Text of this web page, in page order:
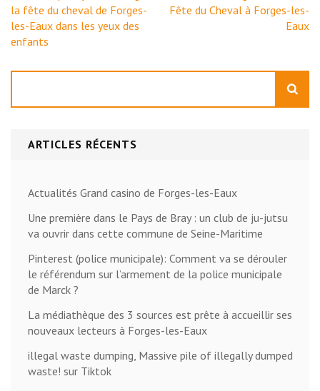
de
l’article
la fête du cheval de Forges-
les-Eaux dans les yeux des
enfants
Fête du Cheval à Forges-les-
Eaux
ARTICLES RÉCENTS
Actualités Grand casino de Forges-les-Eaux
Une première dans le Pays de Bray : un club de ju-jutsu
va ouvrir dans cette commune de Seine-Maritime
Pinterest (police municipale): Comment va se dérouler
le référendum sur l’armement de la police municipale
de Marck ?
La médiathèque des 3 sources est prête à accueillir ses
nouveaux lecteurs à Forges-les-Eaux
illegal waste dumping, Massive pile of illegally dumped
waste! sur Tiktok